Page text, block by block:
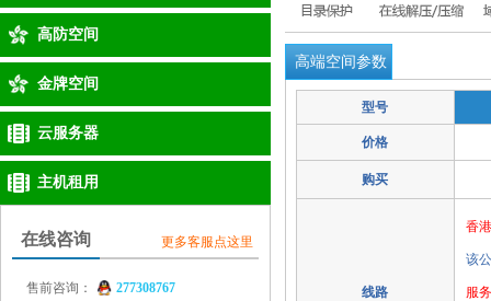
高防空间
金牌空间
云服务器
主机租用
在线咨询 更多客服点这里
售前咨询： 277308767
高端空间参数
型号
价格
购买
线路
香
该
服